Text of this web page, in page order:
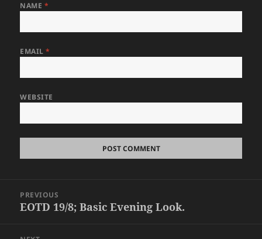
NAME *
EMAIL*
WEBSITE
navigation
PREVIOUS
Previous
EOTD 19/8; Basic Evening Look.